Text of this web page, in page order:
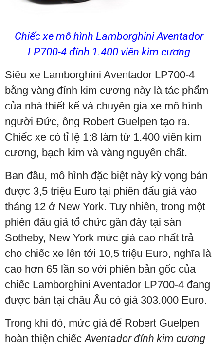
Chiếc xe mô hình Lamborghini Aventador
LP700-4 đính 1.400 viên kim cương
Siêu xe Lamborghini Aventador LP700-4
bằng vàng đính kim cương này là tác phẩm
của nhà thiết kế và chuyên gia xe mô hình
người Đức, ông Robert Guelpen tạo ra.
Chiếc xe có tỉ lệ 1:8 làm từ 1.400 viên kim
cương, bạch kim và vàng nguyên chất.
Ban đầu, mô hình đặc biệt này kỳ vọng bán
được 3,5 triệu Euro tại phiên đấu giá vào
tháng 12 ở New York. Tuy nhiên, trong một
phiên đấu giá tổ chức gần đây tại sàn
Sotheby, New York mức giá cao nhất trả
cho chiếc xe lên tới 10,5 triệu Euro, nghĩa là
cao hơn 65 lần so với phiên bản gốc của
chiếc Lamborghini Aventador LP700-4 đang
được bán tại châu Âu có giá 303.000 Euro.
Trong khi đó, mức giá để Robert Guelpen
hoàn thiện chiếcAventador đính kim cương